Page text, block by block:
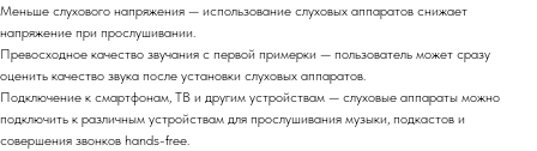
Меньше слухового напряжения — использование слуховых аппаратов снижает
напряжение при прослушивании.
Превосходное качество звучания с первой примерки — пользователь может сразу
оценить качество звука после установки слуховых аппаратов.
Подключение к смартфонам, ТВ и другим устройствам — слуховые аппараты можно
подключить к различным устройствам для прослушивания музыки, подкастов и
совершения звонков hands-free.